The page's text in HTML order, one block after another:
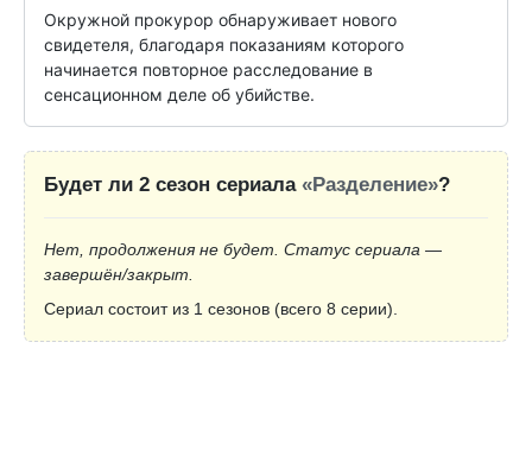
Окружной прокурор обнаруживает нового
свидетеля, благодаря показаниям которого
начинается повторное расследование в
сенсационном деле об убийстве.
Будет ли 2 сезон сериала «Разделение»?
Нет, продолжения не будет. Статус сериала —
завершён/закрыт.
Сериал состоит из 1 сезонов (всего 8 серии).